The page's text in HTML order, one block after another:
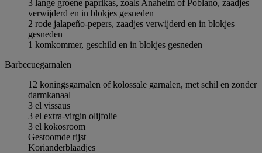
3 lange groene paprikas, zoals Anaheim of Poblano, zaadjes
verwijderd en in blokjes gesneden
2 rode jalapeño-pepers, zaadjes verwijderd en in blokjes
gesneden
1 komkommer, geschild en in blokjes gesneden
Barbecuegarnalen
12 koningsgarnalen of kolossale garnalen, met schil en zonder
darmkanaal
3 el vissaus
3 el extra-virgin olijfolie
3 el kokosroom
Gestoomde rijst
Korianderblaadjes